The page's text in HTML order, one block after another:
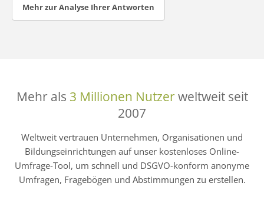
Mehr zur Analyse Ihrer Antworten
Mehr als 3 Millionen Nutzerweltweit seit
2007
Weltweit vertrauen Unternehmen, Organisationen und
Bildungseinrichtungen auf unser kostenloses Online-
Umfrage-Tool, um schnell und DSGVO-konform anonyme
Umfragen, Fragebögen und Abstimmungen zu erstellen.